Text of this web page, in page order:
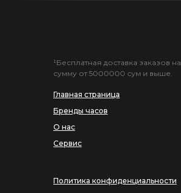
Главная страница
Бренды часов
О нас
Сервис
¹Бесплатная доставка заказов на
сумму от 5000000 сум и выше.
Политика конфиденциальности